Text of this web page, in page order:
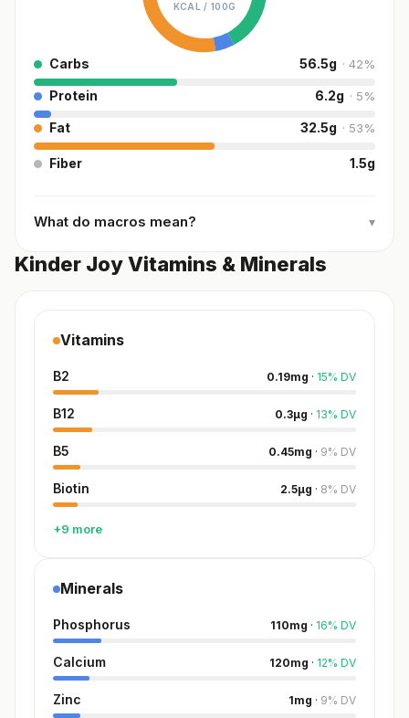
KCAL / 100G
Carbs 56.5g · 42%
Protein 6.2g · 5%
Fat 32.5g · 53%
Fiber 1.5g
What do macros mean? ▾
Kinder Joy Vitamins & Minerals
Vitamins
B2 0.19mg · 15% DV
B12 0.3µg · 13% DV
B5 0.45mg · 9% DV
Biotin 2.5µg · 8% DV
+9 more
Minerals
Phosphorus 110mg · 16% DV
Calcium 120mg · 12% DV
Zinc 1mg · 9% DV